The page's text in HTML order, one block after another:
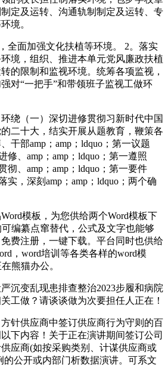
定及运转、沟通轨制制定及运转、专
境。
面加强文化扶植等环境。 2。落实
境，组织、推进本单元党风廉政扶植
的限制和监视环境。统筹各项监视，
对“一把手”和带领班子监视工做环
（一）深切进修贯彻习新时代中国
二十大，结实开展从题教育，鞭策各
干部amp；amp；ldquo；第一议题
修、amp；amp；ldquo；第一遵照
彻、amp；amp；ldquo；第一要件
实，深刻amp；amp；ldquo；两个确
模板，为您供给两个Word模板下
编纂点窜替代，公式及文字也能够
费注册，一键下载。平台同时也供给
，word培训等各类各样的word模
熊猫办公。
变乱现患排查整治2023步履和病院
工做？请谈谈做为次要担任人正在！
供应商中签订供应商行为守则的百
下内容！关于正在演讲期间签订公司
应商(如按采购类别、计谋供应商或
的公开或内部门析数据演讲。可系文